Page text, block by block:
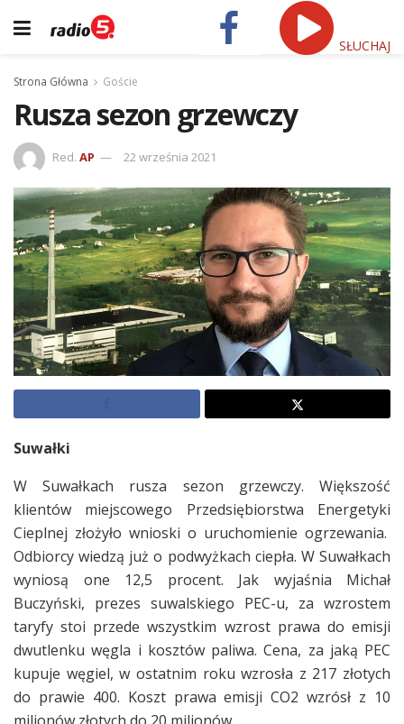
SŁUCHAJ
Strona Główna Goście
Rusza sezon grzewczy
Red. AP 22 września 2021
Suwałki
W Suwałkach rusza sezon grzewczy. Większość
klientów miejscowego Przedsiębiorstwa Energetyki
Cieplnej złożyło wnioski o uruchomienie ogrzewania.
Odbiorcy wiedzą już o podwyżkach ciepła. W Suwałkach
wyniosą one 12,5 procent. Jak wyjaśnia Michał
Buczyński, prezes suwalskiego PEC-u, za wzrostem
taryfy stoi przede wszystkim wzrost prawa do emisji
dwutlenku węgla i kosztów paliwa. Cena, za jaką PEC
kupuje węgiel, w ostatnim roku wzrosła z 217 złotych
do prawie 400. Koszt prawa emisji CO2 wzrósł z 10